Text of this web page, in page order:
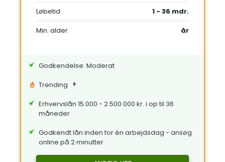
Løbetid
1 - 36 mdr.
Min. alder
år
Godkendelse: Moderat
Trending
Erhvervslån 15.000 - 2.500.000 kr. i op til 36
måneder
Godkendt lån inden for én arbejdsdag - ansøg
online på 2 minutter